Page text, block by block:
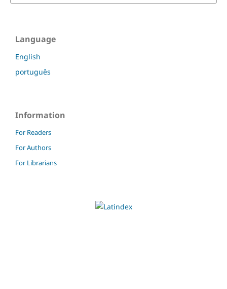
Language
English
português
Information
For Readers
For Authors
For Librarians